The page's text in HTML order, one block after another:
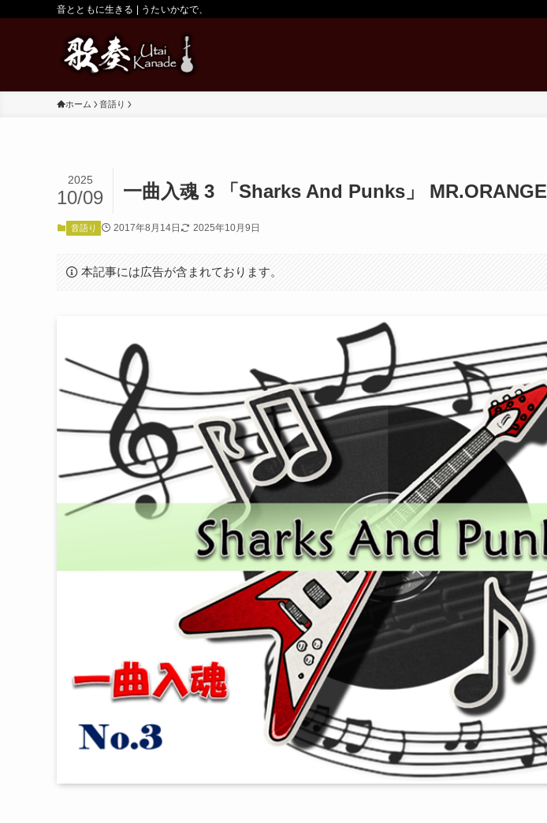
音とともに生きる | うたいかなで、
ホーム 音語り
一曲入魂 3 「Sharks And Punks」 MR.ORANGE
2025
10/09
音語り 2017年8月14日 2025年10月9日
本記事には広告が含まれております。